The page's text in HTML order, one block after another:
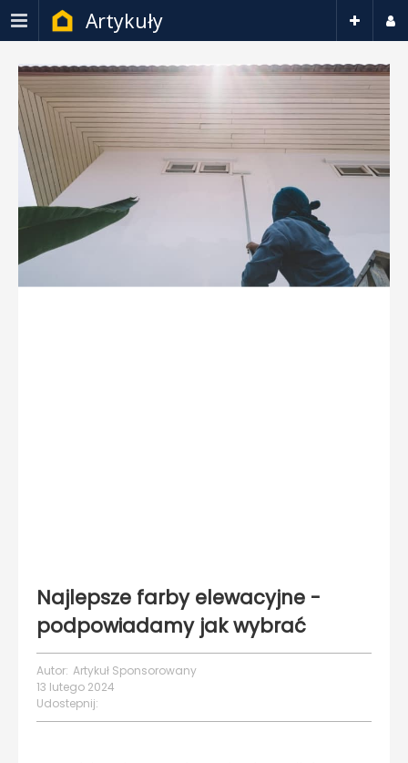
Artykuły
Najlepsze farby elewacyjne -
podpowiadamy jak wybrać
Autor: Artykuł Sponsorowany
13 lutego 2024
Udostepnij: